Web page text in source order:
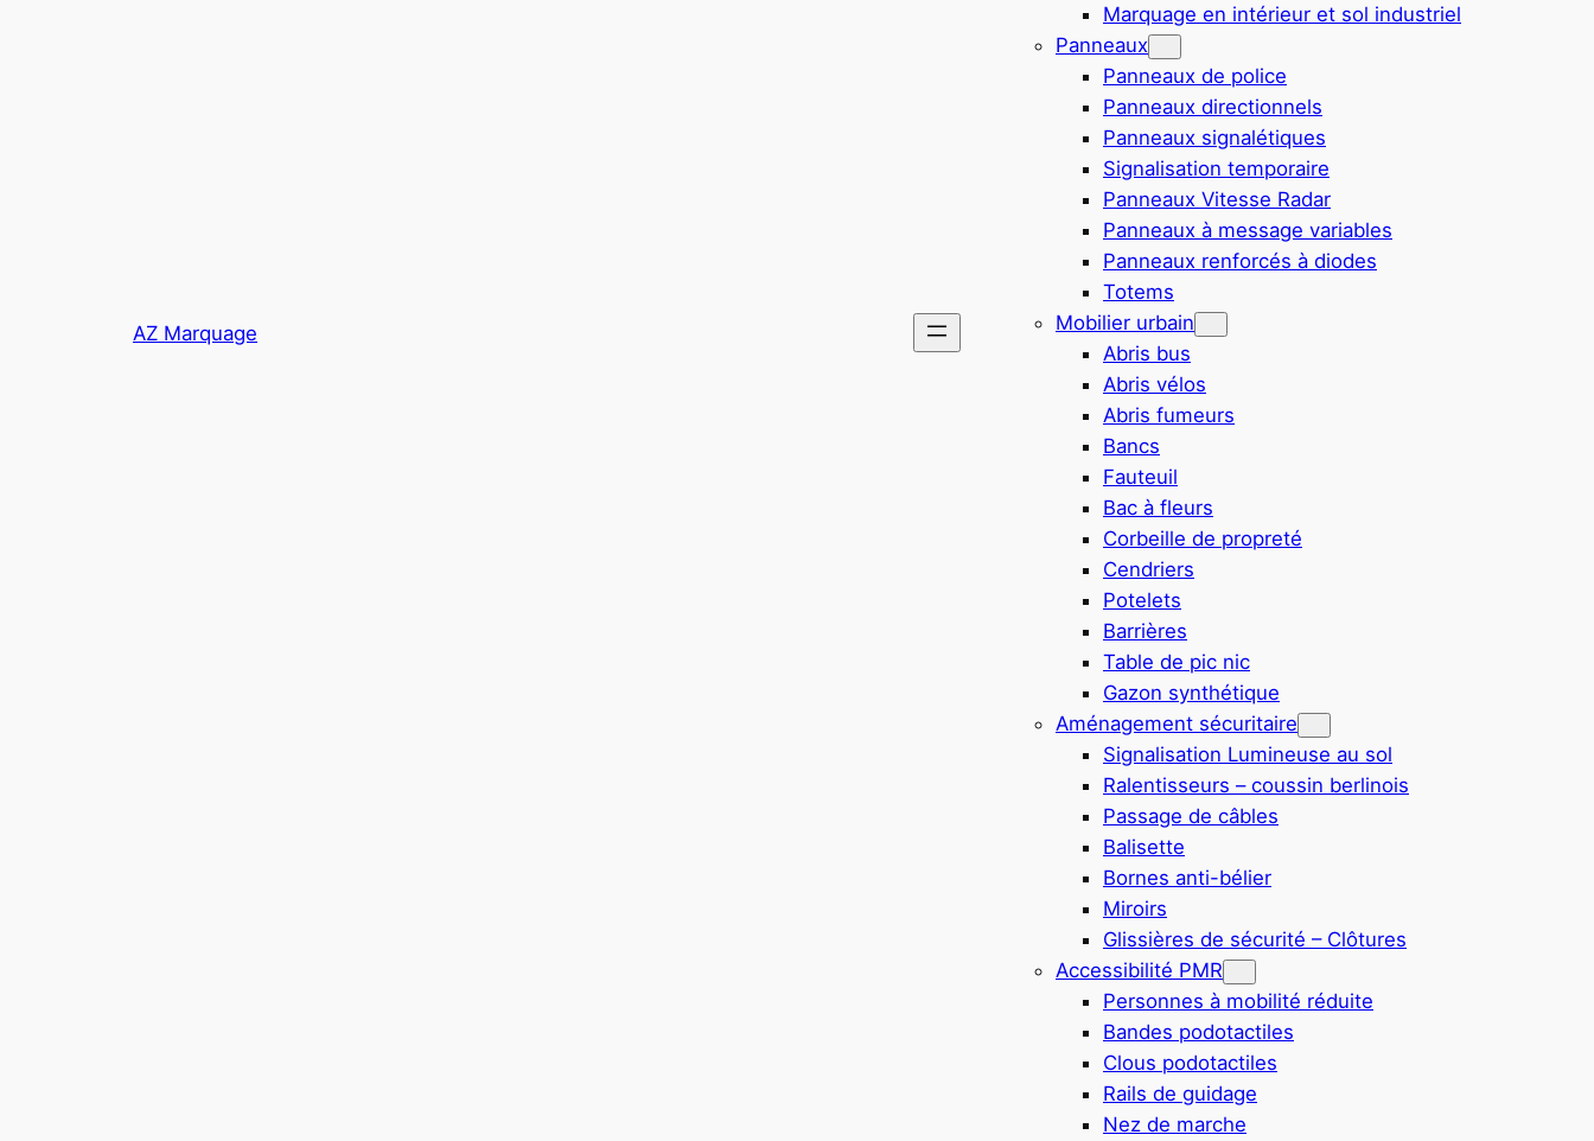
AZ Marquage
Marquage en intérieur et sol industriel
Panneaux
Panneaux de police
Panneaux directionnels
Panneaux signalétiques
Signalisation temporaire
Panneaux Vitesse Radar
Panneaux à message variables
Panneaux renforcés à diodes
Totems
Mobilier urbain
Abris bus
Abris vélos
Abris fumeurs
Bancs
Fauteuil
Bac à fleurs
Corbeille de propreté
Cendriers
Potelets
Barrières
Table de pic nic
Gazon synthétique
Aménagement sécuritaire
Signalisation Lumineuse au sol
Ralentisseurs – coussin berlinois
Passage de câbles
Balisette
Bornes anti-bélier
Miroirs
Glissières de sécurité – Clôtures
Accessibilité PMR
Personnes à mobilité réduite
Bandes podotactiles
Clous podotactiles
Rails de guidage
Nez de marche